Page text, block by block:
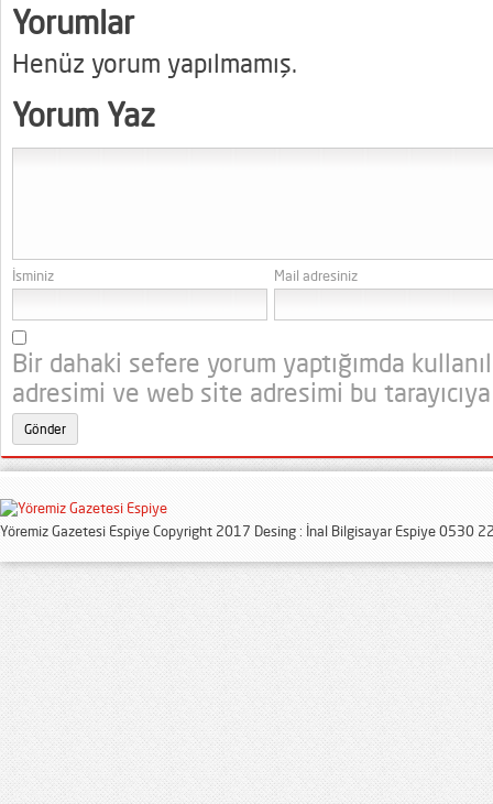
Yorumlar
Henüz yorum yapılmamış.
Yorum Yaz
İsminiz Mail adresiniz
Bir dahaki sefere yorum yaptığımda
adresimi ve web site adresimi bu
Yöremiz Gazetesi Espiye Copyright 2017 Desing : İnal Bilgisayar Espiye 0530